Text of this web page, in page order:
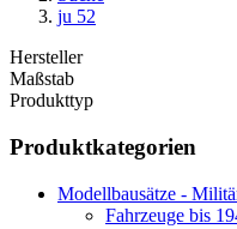
ju 52
Hersteller
Maßstab
Produkttyp
Produktkategorien
Modellbausätze -
Fahrzeuge bis